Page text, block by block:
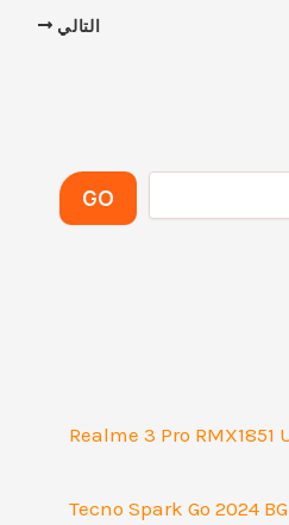
التالي
GO
Realme 3 Pro
Tecno Spark Go 2024